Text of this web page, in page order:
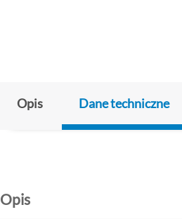
Opis Dane techniczne
Opis